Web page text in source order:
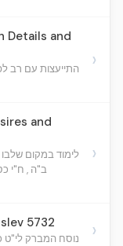
Details and
התייעצות עם רב
›
and
לימוד במקום שלבו
ב"ה , ח"י
›
5732
נוסח המברק ›